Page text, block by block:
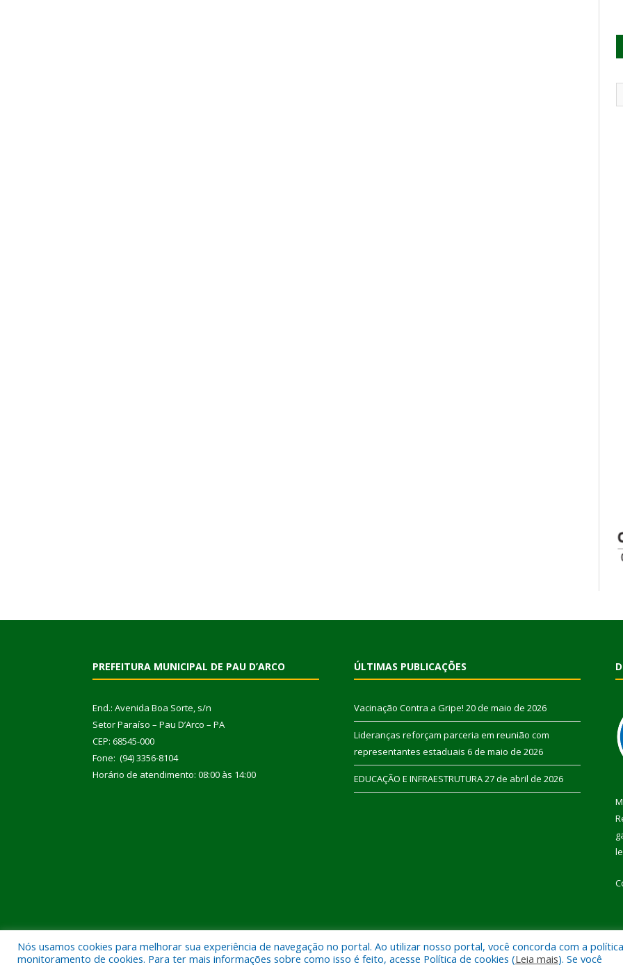
PREFEITURA MUNICIPAL DE PAU D’ARCO
End.: Avenida Boa Sorte, s/n
Setor Paraíso – Pau D’Arco – PA
CEP: 68545-000
Fone: (94) 3356-8104
Horário de atendimento: 08:00 às 14:00
ÚLTIMAS PUBLICAÇÕES
Vacinação Contra a Gripe! 20 de maio de 2026
Lideranças reforçam parceria em reunião com
representantes estaduais 6 de maio de 2026
EDUCAÇÃO E INFRAESTRUTURA27 de abril de 2026
Todos os direitos reservados a Prefeitura Municipal de Pau D’Arco. Mapa do Site
Nós usamos cookies para melhorar sua experiência de navegação no portal. Ao utilizar nosso portal, você concorda com a
monitoramento de cookies. Para ter mais informações sobre como isso é feito, acesse Política de cookies (Leia mais). Se você